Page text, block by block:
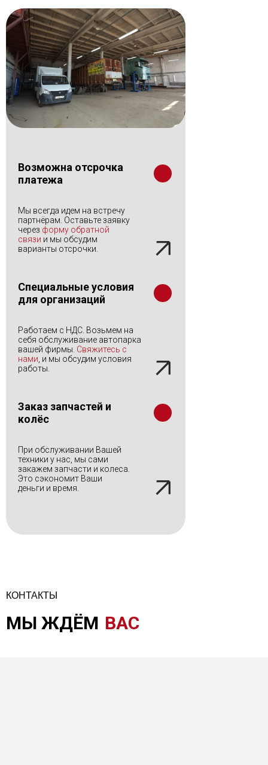
Возможна отсрочка
платежа
Мы всегда идем на встречу
партнёрам. Оставьте заявку
через форму обратной
связи и мы обсудим
варианты отсрочки.
Специальные условия
для организаций
Работаем с НДС. Возьмем на
себя обслуживание автопарка
вашей фирмы. Свяжитесь с
нами , и мы обсудим условия
работы.
Заказ запчастей и
колёс
При обслуживании Вашей
техники у нас, мы сами
закажем запчасти и колеса.
Это сэкономит Ваши
деньги и время.
КОНТАКТЫ
ВАС
МЫ ЖДЁМ